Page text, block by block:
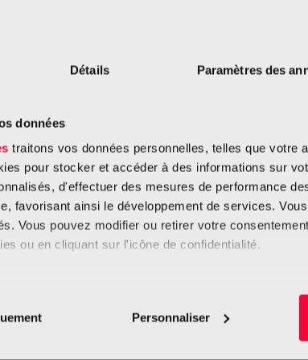
Détails Paramètres des
données
traitons vos données personnelles, telles que votre
pour stocker et accéder à des informations sur
d'effectuer des mesures de performance
favorisant ainsi le développement de services.
Vous pouvez modifier ou retirer votre
ou en cliquant sur l'icône de confidentialité.
en l'analysant activement pour en relever les
Personnaliser
Jedes Jahr werden in Luxemburg über 3.000 neue
Krebsfälle diagnostiziert, und mehr als 1.000
sterben an den...